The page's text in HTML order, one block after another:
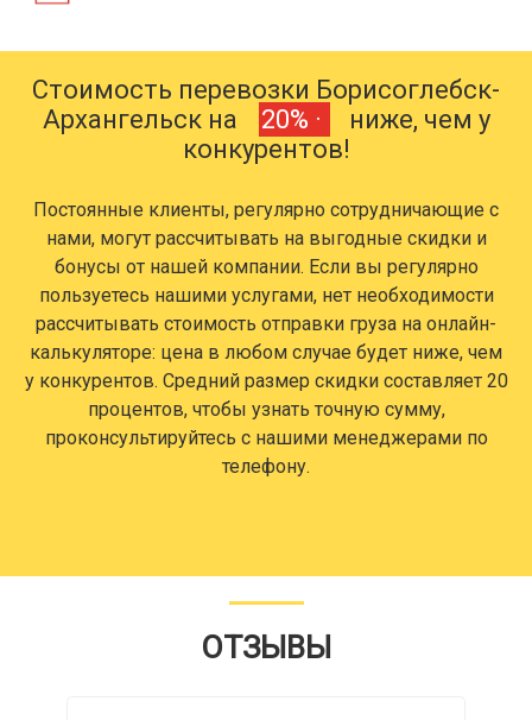
Стоимость перевозки Борисоглебск-
Архангельск на
20% ·
ниже, чем у
конкурентов!
Постоянные клиенты, регулярно сотрудничающие с
нами, могут рассчитывать на выгодные скидки и
бонусы от нашей компании. Если вы регулярно
пользуетесь нашими услугами, нет необходимости
рассчитывать стоимость отправки груза на онлайн-
калькуляторе: цена в любом случае будет ниже, чем
у конкурентов. Средний размер скидки составляет 20
процентов, чтобы узнать точную сумму,
проконсультируйтесь с нашими менеджерами по
телефону.
ОТЗЫВЫ